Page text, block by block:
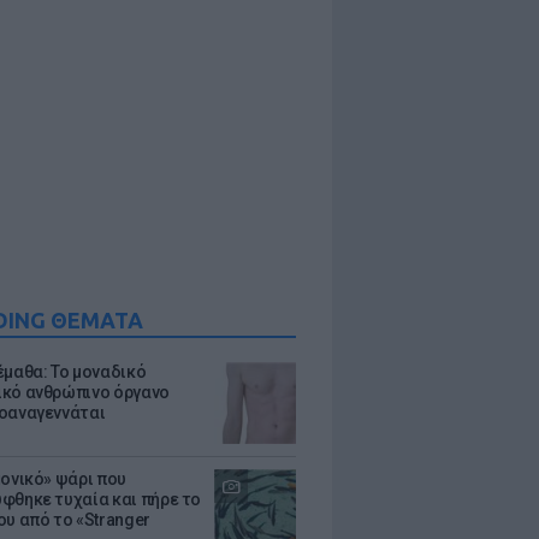
ΘΕΜΑΤΑ
Το μοναδικό
ανθρώπινο όργανο
ψάρι που
τυχαία και πήρε το
από το «Stranger